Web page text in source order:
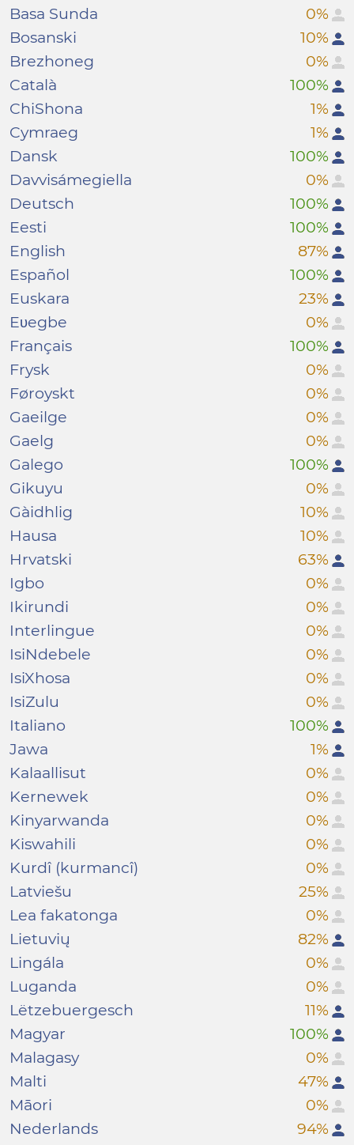
Basa Sunda
0%
Bosanski
10%
Brezhoneg
0%
Català
100%
ChiShona
1%
Cymraeg
1%
Dansk
100%
Davvisámegiella
0%
Deutsch
100%
Eesti
100%
English
87%
Español
100%
Euskara
23%
Eʋegbe
0%
Français
100%
Frysk
0%
Føroyskt
0%
Gaeilge
0%
Gaelg
0%
Galego
100%
Gikuyu
0%
Gàidhlig
10%
Hausa
10%
Hrvatski
63%
Igbo
0%
Ikirundi
0%
Interlingue
0%
IsiNdebele
0%
IsiXhosa
0%
IsiZulu
0%
Italiano
100%
Jawa
1%
Kalaallisut
0%
Kernewek
0%
Kinyarwanda
0%
Kiswahili
0%
Kurdî (kurmancî)
0%
Latviešu
25%
Lea fakatonga
0%
Lietuvių
82%
Lingála
0%
Luganda
0%
Lëtzebuergesch
11%
Magyar
100%
Malagasy
0%
Malti
47%
Māori
0%
Nederlands
94%